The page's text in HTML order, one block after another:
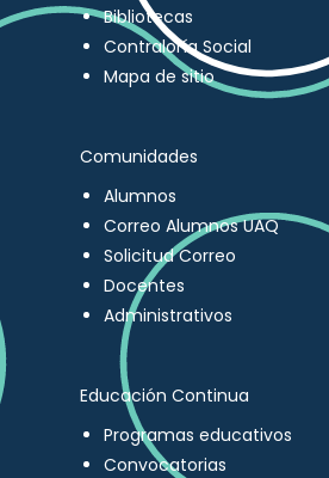
Bibliotecas
Contraloría Social
Mapa de sitio
Comunidades
Alumnos
Correo Alumnos UAQ
Solicitud Correo
Docentes
Administrativos
Educación Continua
Programas educativos
Convocatorias